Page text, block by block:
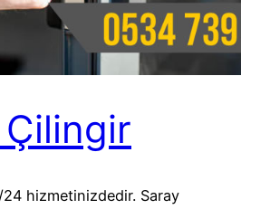
hizmetinizdedir. Saray